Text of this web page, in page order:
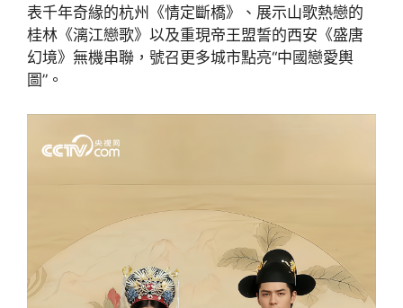
表千年奇緣的杭州《情定斷橋》、展示山歌熱戀的
桂林《漓江戀歌》以及重現帝王盟誓的西安《盛唐
幻境》無機串聯，號召更多城市點亮“中國戀愛輿
圖”。